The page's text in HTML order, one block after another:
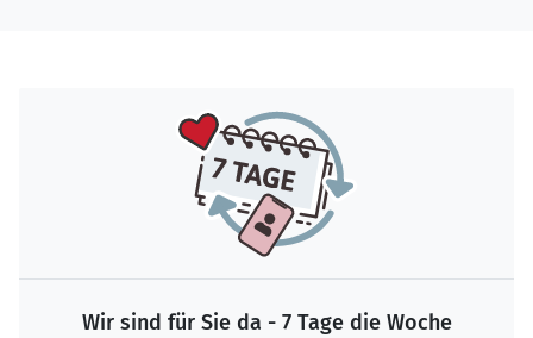
Wir sind für Sie da - 7 Tage die Woche